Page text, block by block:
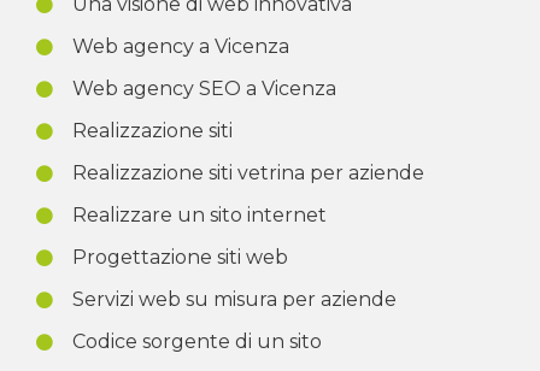
Web agency a Vicenza
Web agency SEO a Vicenza
Realizzazione siti
Realizzazione siti vetrina per aziende
Realizzare un sito internet
Progettazione siti web
Servizi web su misura per aziende
Codice sorgente di un sito